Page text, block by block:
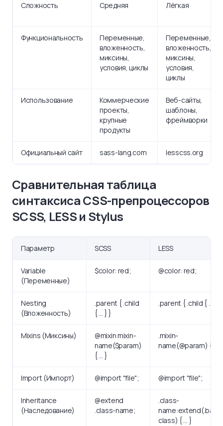
Сложность Средняя Лёгкая
Функциональность
Переменные,
вложенность,
миксины,
условия, циклы
Переменные,
вложенность,
миксины,
условия,
циклы
Использование
Коммерческие
проекты,
крупные
продукты
Веб-сайты,
шаблоны,
фреймворки
Официальный сайт sass-lang.com lesscss.org
Сравнительная таблица
синтаксиса CSS-препроцессоров
SCSS, LESS и Stylus
Параметр SCSS LESS
Variable
(Переменные)
$color: red; @color: red;
Nesting
(Вложенность)
.parent { .child
{ … } }
.parent { .child { … } }
Mixins (Миксины)
@mixin mixin-
name($param)
{ … }
.mixin-
name(@param) { … }
Import (Импорт) @import "file"; @import "file";
Inheritance
(Наследование)
@extend
.class-name;
.class-
class) { … }